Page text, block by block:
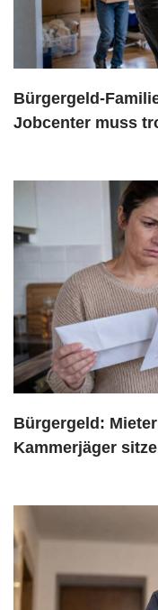
Bürgergeld-
Jobcenter muss
Bürgergeld:
Kammerjäger